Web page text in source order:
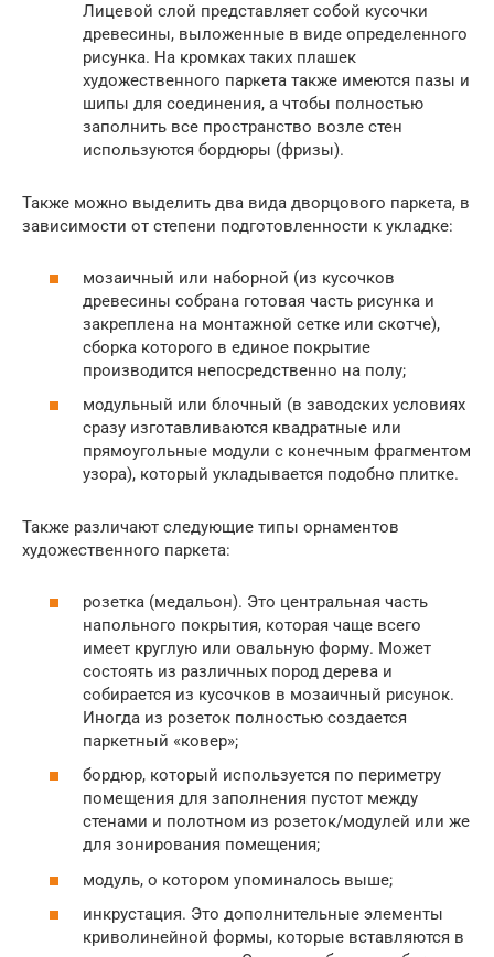
Лицевой слой представляет собой кусочки
древесины, выложенные в виде определенного
рисунка. На кромках таких плашек
художественного паркета также имеются пазы и
шипы для соединения, а чтобы полностью
заполнить все пространство возле стен
используются бордюры (фризы).
Также можно выделить два вида дворцового паркета, в
зависимости от степени подготовленности к укладке:
мозаичный или наборной (из кусочков
древесины собрана готовая часть рисунка и
закреплена на монтажной сетке или скотче),
сборка которого в единое покрытие
производится непосредственно на полу;
модульный или блочный (в заводских условиях
сразу изготавливаются квадратные или
прямоугольные модули с конечным фрагментом
узора), который укладывается подобно плитке.
Также различают следующие типы орнаментов
художественного паркета:
розетка (медальон). Это центральная часть
напольного покрытия, которая чаще всего
имеет круглую или овальную форму. Может
состоять из различных пород дерева и
собирается из кусочков в мозаичный рисунок.
Иногда из розеток полностью создается
паркетный «ковер»;
бордюр, который используется по периметру
помещения для заполнения пустот между
стенами и полотном из розеток/модулей или же
для зонирования помещения;
модуль, о котором упоминалось выше;
инкрустация. Это дополнительные элементы
криволинейной формы, которые вставляются в